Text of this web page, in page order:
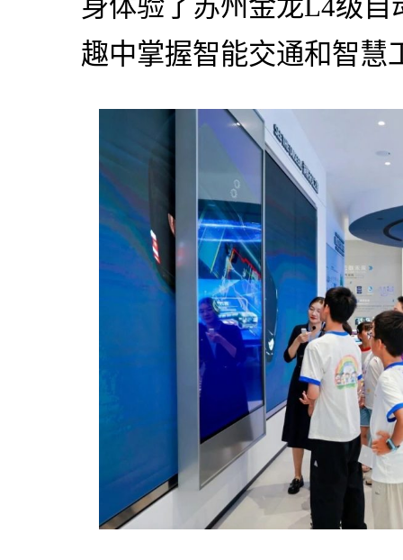
身体验了苏州金龙L4级
趣中掌握智能交通和智慧